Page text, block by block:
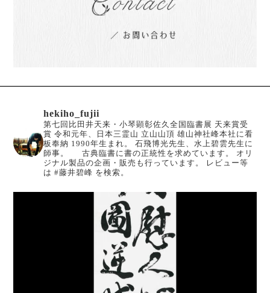
hekiho_fujii
第七回比田井天来・小琴顕彰佐久全国臨書展 天来賞受
賞 令和元年、日本三霊山 立山山頂 雄山神社峰本社に看
板奉納 1990年生まれ。
石飛博光先生、水上碧雲先生に
師事。
古典臨書に書の正統性を求めています。
オリ
ジナル製品の企画・販売も行っています。
レビュー等
は #藤井碧峰 を検索。